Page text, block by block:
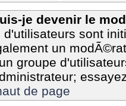
je devenir le
d'utilisateurs sont
un
groupe
de page